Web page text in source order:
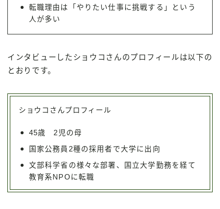
転職理由は「やりたい仕事に挑戦する」という
人が多い
インタビューしたショウコさんのプロフィールは以下の
とおりです。
ショウコさんプロフィール
45歳 2児の母
国家公務員2種の採用者で大学に出向
文部科学省の様々な部署、国立大学勤務を経て
教育系NPOに転職